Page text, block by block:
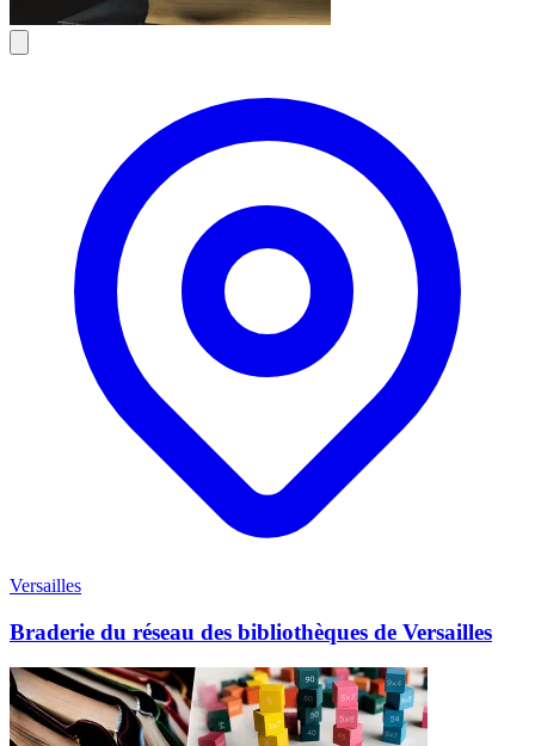
Versailles
Braderie du réseau des bibliothèques de Versailles